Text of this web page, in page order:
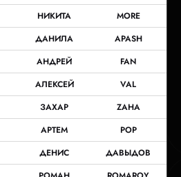
НИКИТА
MORE
ДАНИЛА
APASH
АНДРЕЙ
FAN
АЛЕКСЕЙ
VAL
ЗАХАР
ZAHA
АРТЕМ
POP
ДЕНИС
ДАВЫДОВ